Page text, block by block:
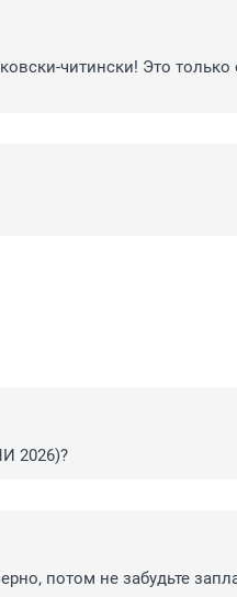
читински! Это только
2026)?
потом не забудьте